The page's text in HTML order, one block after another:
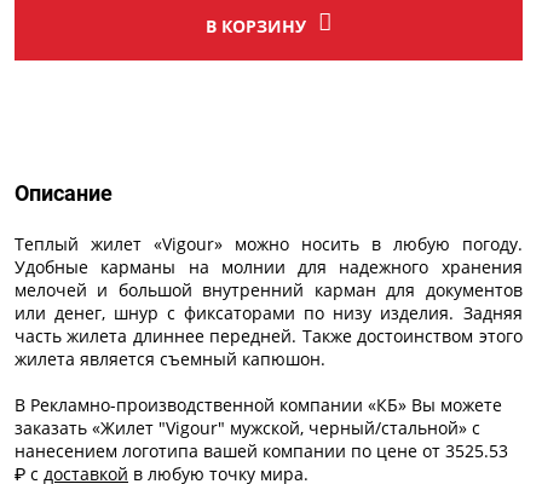
В КОРЗИНУ
Описание
Теплый жилет «Vigour» можно носить в любую погоду.
Удобные карманы на молнии для надежного хранения
мелочей и большой внутренний карман для документов
или денег, шнур с фиксаторами по низу изделия. Задняя
часть жилета длиннее передней. Также достоинством этого
жилета является съемный капюшон.
В Рекламно-производственной компании «КБ» Вы можете
заказать «Жилет "Vigour" мужской, черный/стальной» с
нанесением логотипа вашей компании по цене от 3525.53
₽ с доставкой в любую точку мира.